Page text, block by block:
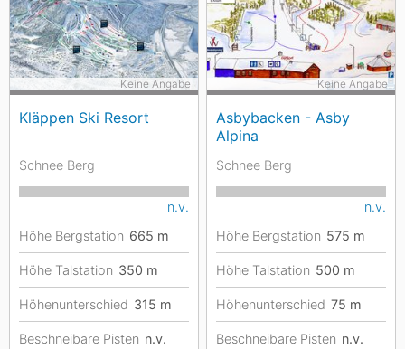
Kläppen Ski Resort
Keine Angabe
Schnee Berg
n.v.
Höhe Bergstation 665 m
Höhe Talstation 350 m
Höhenunterschied 315 m
Beschneibare Pisten n.v.
Asbybacken - Asby
Alpina
Keine Angabe
Schnee Berg
n.v.
Höhe Bergstation 575 m
Höhe Talstation 500 m
Höhenunterschied 75 m
Beschneibare Pisten n.v.